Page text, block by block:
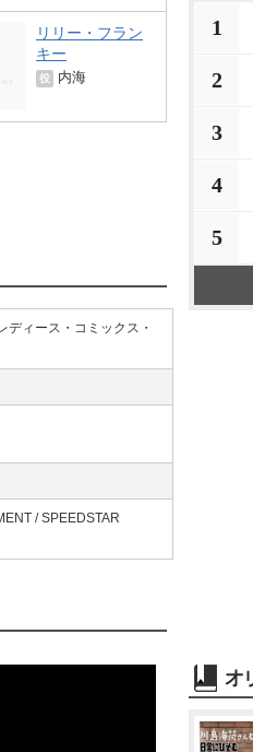
リリー・フラン
キー
役 内海
ディース・コミックス・
/ SPEEDSTAR
1
2
3
4
5